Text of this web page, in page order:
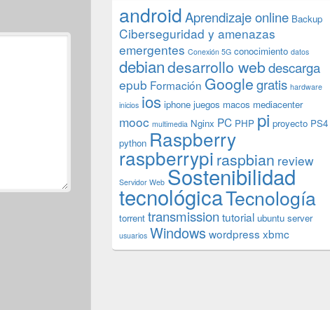
androidAprendizaje online Backup
Ciberseguridad y amenazas
emergentes Conexión 5G conocimiento datos
debiandesarrollo webdescarga
epub Formación Googlegratis hardware
inicios ios iphone juegos macos mediacenter
mooc multimedia Nginx PC PHP pi proyecto PS4
python Raspberry
raspberrypi raspbian review
Servidor Web Sostenibilidad
tecnológicaTecnología
torrent transmission tutorial ubuntu server
usuarios Windowswordpress xbmc